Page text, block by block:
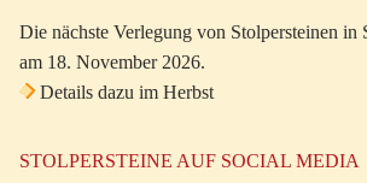
Die nächste Verlegung von Stolpersteinen in
am 18. November 2026.
Details dazu im Herbst
STOLPERSTEINE AUF SOCIAL MEDIA